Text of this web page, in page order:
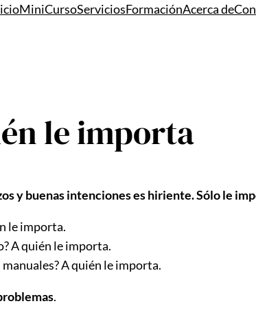
MiniCursoServiciosFormaciónAcerca de
le importa
y buenas intenciones es hiriente. Sólo le
le importa.
A quién le importa.
A quién le importa.
.